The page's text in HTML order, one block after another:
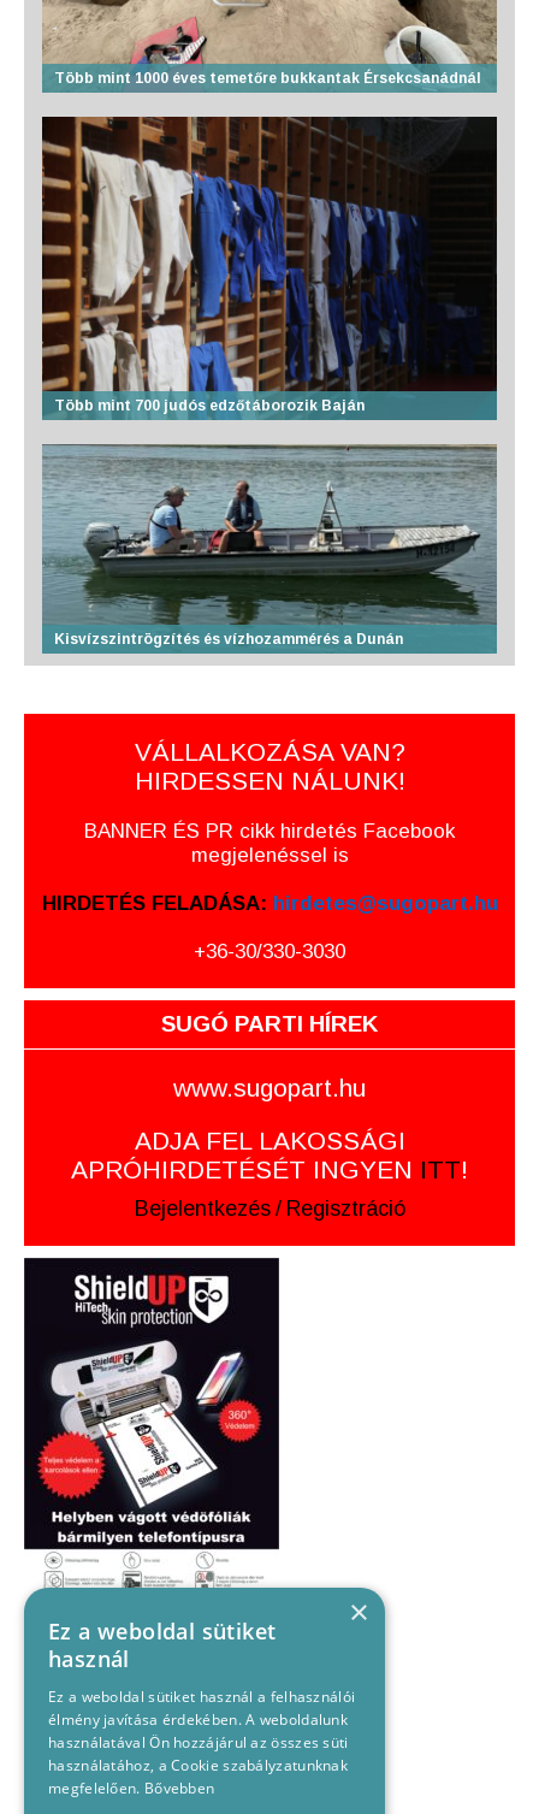
Több mint 1000 éves temetőre bukkantak Érsekcsanádnál
Több mint 700 judós edzőtáborozik Baján
Kisvízszintrögzítés és vízhozammérés a Dunán
VÁLLALKOZÁSA VAN?
HIRDESSEN NÁLUNK!
BANNER ÉS PR cikk hirdetés Facebook
megjelenéssel is
HIRDETÉS FELADÁSA: hirdetes@sugopart.hu
+36-30/330-3030
SUGÓ PARTI HÍREK
www.sugopart.hu
ADJA FEL LAKOSSÁGI
APRÓHIRDETÉSÉT INGYEN ITT!
Bejelentkezés / Regisztráció
×
Ez a weboldal sütiket
használ
Ez a weboldal sütiket használ a felhasználói
élmény javítása érdekében. A weboldalunk
használatával Ön hozzájárul az összes süti
használatához, a Cookie szabályzatunknak
megfelelően. Bővebben